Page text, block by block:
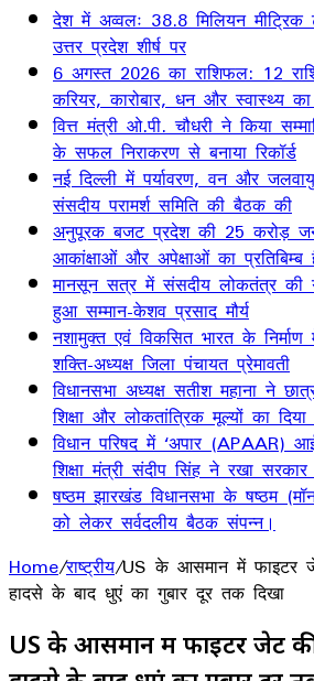
देश में अव्वलः 38.8 मिलियन
उत्तर प्रदेश शीर्ष पर
6 अगस्त 2026 का राशिफल: 12
करियर, कारोबार, धन और स्वास्थ्य
वित्त मंत्री ओ.पी. चौधरी ने किया
के सफल निराकरण से बनाया रिकॉर्ड
नई दिल्ली में पर्यावरण, वन और
संसदीय परामर्श समिति की बैठक की
अनुपूरक बजट प्रदेश की 25 करोड़
आकांक्षाओं और अपेक्षाओं का
मानसून सत्र में संसदीय लोकतंत्र की
हुआ सम्मान-केशव प्रसाद मौर्य
नशामुक्त एवं विकसित भारत के
शक्ति-अध्यक्ष जिला पंचायत प्रेमावती
विधानसभा अध्यक्ष सतीश महाना ने
शिक्षा और लोकतांत्रिक मूल्यों का
विधान परिषद में ‘अपार (APAAR)
शिक्षा मंत्री संदीप सिंह ने रखा
षष्ठम झारखंड विधानसभा के षष्ठम
को लेकर सर्वदलीय बैठक संपन्न।
Home/राष्ट्रीय/US के आसमान में फाइटर
हादसे के बाद धुएं का गुबार दूर तक दिखा
US के आसमान में फाइटर जेट